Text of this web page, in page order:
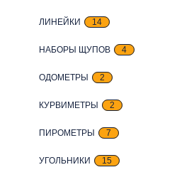
ЛИНЕЙКИ 14
НАБОРЫ ЩУПОВ 4
ОДОМЕТРЫ 2
КУРВИМЕТРЫ 2
ПИРОМЕТРЫ 7
УГОЛЬНИКИ 15